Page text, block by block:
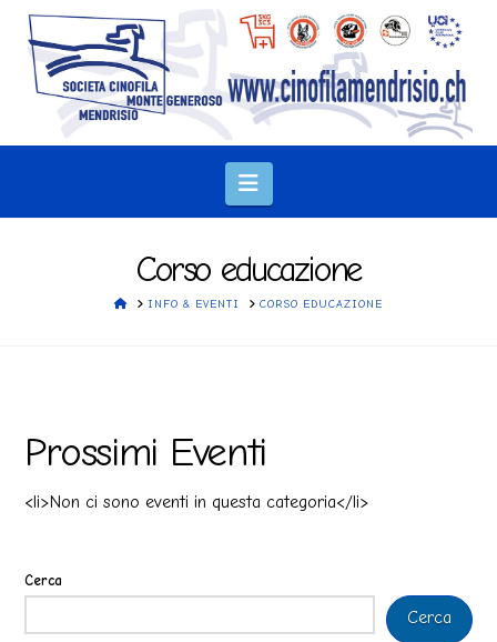
Navigation
Corso educazione
HOMEINFO & EVENTI CORSO EDUCAZIONE
Prossimi Eventi
<li>Non ci sono eventi in questa categoria</li>
Cerca
Cerca